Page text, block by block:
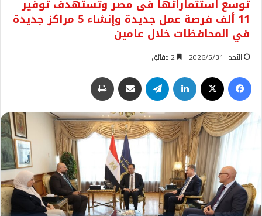
توسع استثماراتها فى مصر وتستهدف توفير
11 ألف فرصة عمل جديدة وإنشاء 5 مراكز جديدة
في المحافظات خلال عامين
الأحد : 2026/5/31
فيسبوك لينكدإن تيلقرام مشاركة عبر البريد